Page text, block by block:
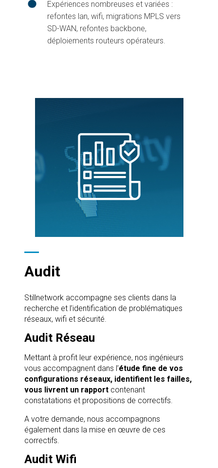
Expériences nombreuses et variées :
refontes lan, wifi, migrations MPLS vers
SD-WAN, refontes backbone,
déploiements routeurs opérateurs.
Audit
Stillnetwork accompagne ses clients dans la
recherche et l’identification de problématiques
réseaux, wifi et sécurité.
Audit Réseau
Mettant à profit leur expérience, nos ingénieurs
vous accompagnent dans l’étude fine de vos
configurations réseaux, identifient les failles,
vous livrent un rapport contenant
constatations et propositions de correctifs.
A votre demande, nous accompagnons
également dans la mise en œuvre de ces
correctifs.
Audit Wifi